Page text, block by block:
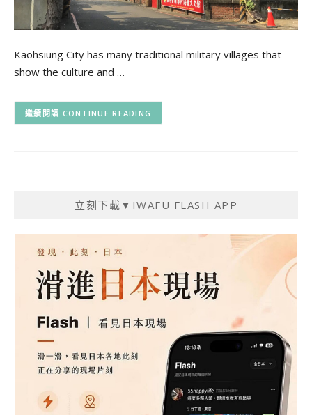
Kaohsiung City has many traditional military villages that
show the culture and …
CONTINUE READING
立刻下載▼IWAFU FLASH APP